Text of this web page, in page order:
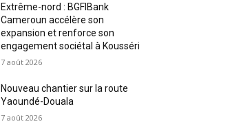
Extrême-nord : BGFIBank
Cameroun accélère son
expansion et renforce son
engagement sociétal à Kousséri
7 août 2026
Nouveau chantier sur la route
Yaoundé-Douala
7 août 2026